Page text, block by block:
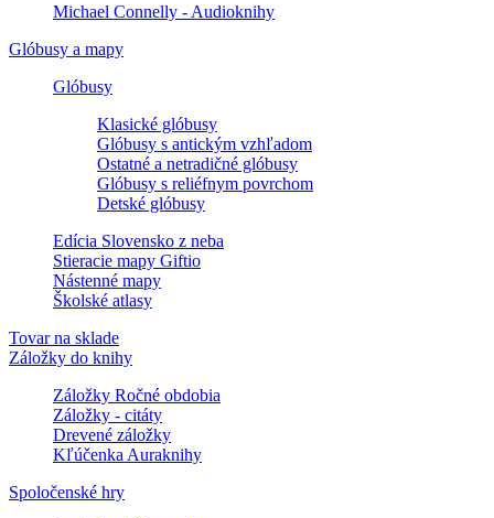
Michael Connelly - Audioknihy
Glóbusy a mapy
Glóbusy
Klasické glóbusy
Glóbusy s antickým vzhľadom
Ostatné a netradičné glóbusy
Glóbusy s reliéfnym povrchom
Detské glóbusy
Edícia Slovensko z neba
Stieracie mapy Giftio
Nástenné mapy
Školské atlasy
Tovar na sklade
Záložky do knihy
Záložky Ročné obdobia
Záložky - citáty
Drevené záložky
Kľúčenka Auraknihy
Spoločenské hry